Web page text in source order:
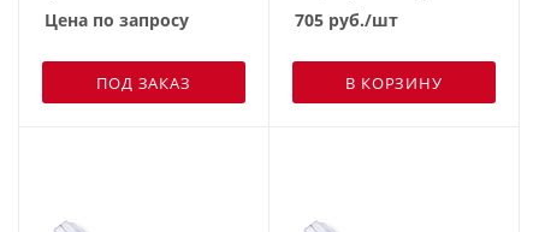
Цена по запросу
ПОД ЗАКАЗ
705 руб./шт
В КОРЗИНУ